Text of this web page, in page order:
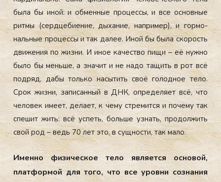
бы­ла бы иной: и об­менные про­цес­сы, и все ос­новные
рит­мы (сер­дце­би­ение, ды­хание, нап­ри­мер), и гор­мо­
наль­ные про­цес­сы и так да­лее. Иной бы бы­ла ско­рость
дви­жения по жиз­ни. И иное ка­чес­тво пи­щи – её нуж­но
бы­ло бы мень­ше, а зна­чит и не на­до та­щить в рот всё
под­ряд, да­бы толь­ко на­сытить своё го­лод­ное те­ло.
Срок жиз­ни, за­писан­ный в ДНК, оп­ре­деля­ет всё, что
че­ловек име­ет, де­ла­ет, к че­му стре­мит­ся и по­чему так
спе­шит жить: всё ус­петь, боль­ше уз­нать, про­дол­жить
свой род – ведь 70 лет это, в сущ­ности, так ма­ло.
Имен­но фи­зичес­кое те­ло яв­ля­ет­ся ос­но­вой,
плат­формой для то­го, что все уров­ни соз­на­ния